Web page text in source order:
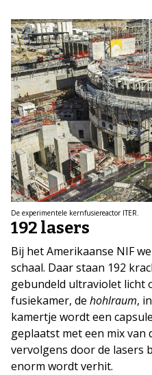
De experimentele kernfusiereactor ITER.
192 lasers
Bij het Amerikaanse NIF
schaal. Daar staan 192
gebundeld ultraviolet licht
fusiekamer, de hohlraum,
kamertje wordt een
geplaatst met een mix
vervolgens door de lasers
enorm wordt verhit.